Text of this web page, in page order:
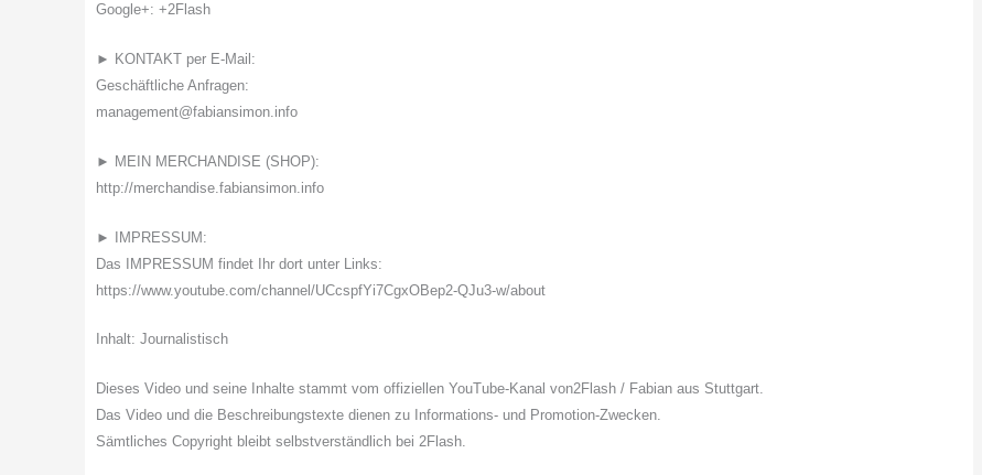
Google+: +2Flash
► KONTAKT per E-Mail:
Geschäftliche Anfragen:
management@fabiansimon.info
► MEIN MERCHANDISE (SHOP):
http://merchandise.fabiansimon.info
► IMPRESSUM:
Das IMPRESSUM findet Ihr dort unter Links:
https://www.youtube.com/channel/UCcspfYi7CgxOBep2-QJu3-w/about
Inhalt: Journalistisch
Dieses Video und seine Inhalte stammt vom offiziellen YouTube-Kanal von2Flash / Fabian aus Stuttgart.
Das Video und die Beschreibungstexte dienen zu Informations- und Promotion-Zwecken.
Sämtliches Copyright bleibt selbstverständlich bei 2Flash.